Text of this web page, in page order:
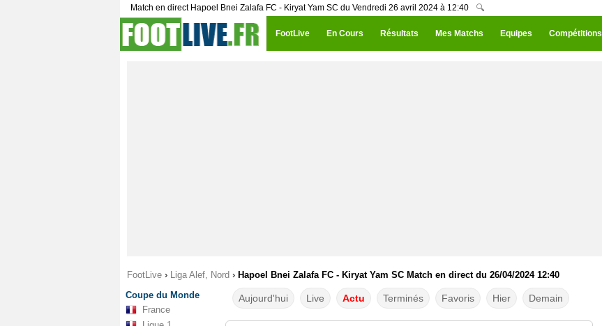
Match en direct Hapoel Bnei Zalafa FC - Kiryat Yam SC du Vendredi 26 avril 2024 à 12:40 🔍
FootLive En Cours Résultats Mes Matchs Equipes Compétitions
FootLive › Liga Alef, Nord › Hapoel Bnei Zalafa FC - Kiryat Yam SC Match en direct du 26/04/2024 12:40
Coupe du Monde
France
Aujourd'hui Live Actu Terminés Favoris Hier Demain